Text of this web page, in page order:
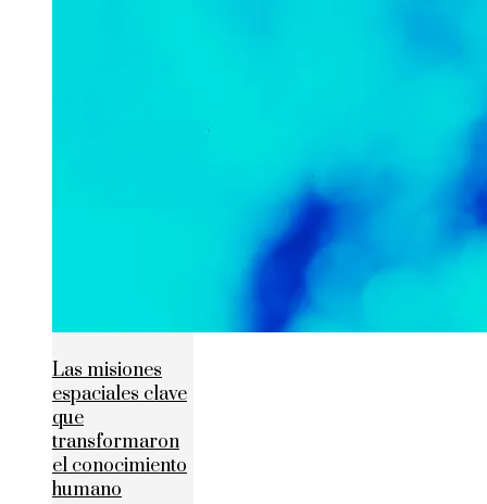
Las misiones
espaciales clave
que
transformaron
el conocimiento
humano